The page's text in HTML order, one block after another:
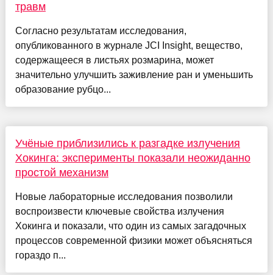
травм
Согласно результатам исследования,
опубликованного в журнале JCI Insight, вещество,
содержащееся в листьях розмарина, может
значительно улучшить заживление ран и уменьшить
образование рубцо...
Учёные приблизились к разгадке излучения
Хокинга: эксперименты показали неожиданно
простой механизм
Новые лабораторные исследования позволили
воспроизвести ключевые свойства излучения
Хокинга и показали, что один из самых загадочных
процессов современной физики может объясняться
гораздо п...